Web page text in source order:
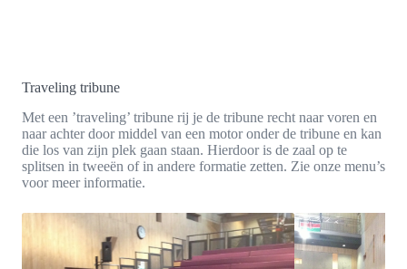
Traveling tribune
Met een ’traveling’ tribune rij je de tribune recht naar voren en
naar achter door middel van een motor onder de tribune en kan
die los van zijn plek gaan staan. Hierdoor is de zaal op te
splitsen in tweeën of in andere formatie zetten. Zie onze menu’s
voor meer informatie.